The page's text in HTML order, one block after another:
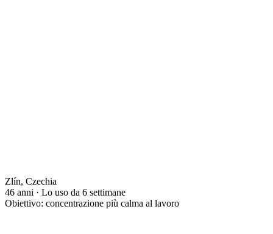
Zlín, Czechia
46 anni · Lo uso da 6 settimane
Obiettivo: concentrazione più calma al lavoro